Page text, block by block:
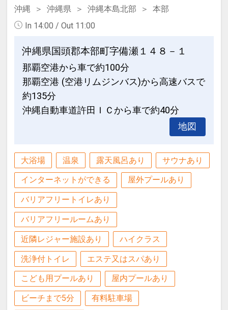
ール：営業期間４月～１０月予定）
お子様ポイント
●お子様用ルームウェア・スリッパをご
用意♪
連泊ポイント
●３連泊以上ご宿泊の方に、滞在中ラン
チ１回付（限定メニュー）
※旅行代金に含まれます。
客室清掃のご案内
●２泊ごとに１回の「エコ清掃」を導入
※２泊目と４泊目はタオル交換、ゴミ回
収、アメニティとミネラルウォーターの
補充のみとなります。
割引がございます
ご宿泊の６０日前までにお申し込みにな
ると
１泊につきおひとり様１，０００円引
※早期申込期間を過ぎてからの変更（人
数の内訳・客室タイプ・食事条件・プラ
ン・氏名・人員・泊数の増減等の変更）
ません。
※他の割引との併用はできません。
※割引適用後のご旅行代金は、カレンダ
ーからお進みいただいた後表示される
「空室照会結果確認画面」でご確認くだ
さい。
ホテルポイント
●レンタルアメニティやお子様向けグッ
ズなど多様なサポートアイテムのご利用
ＯＫ（数量限定／一部有料）
沖縄 沖縄県 沖縄本島北部
本部
In 14:00 / Out 11:00
沖縄県国頭郡本部町字備瀬１４８－１
那覇空港から車で約100分
那覇空港 (空港リムジンバス)から高速バスで
約135分
沖縄自動車道許田ＩＣから車で約40分
地図
大浴場 温泉 露天風呂あり サウナあり
インターネットができる 屋外プールあり
バリアフリートイレあり
バリアフリールームあり
近隣レジャー施設あり ハイクラス
洗浄付トイレ エステ又はスパあり
こども用プールあり 屋内プールあり
ビーチまで5分 有料駐車場